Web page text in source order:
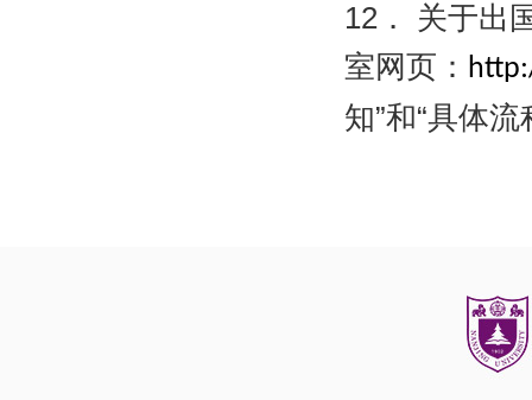
12 ．
关于出
室网页：
知”和“具体